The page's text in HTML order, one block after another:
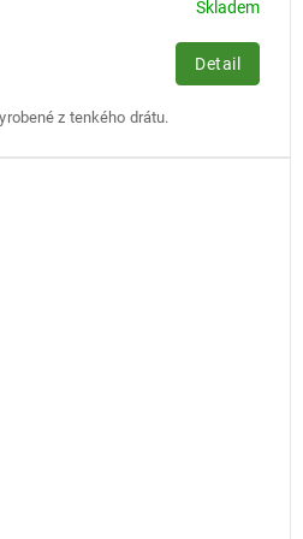
Skladem
Detail
z tenkého drátu.